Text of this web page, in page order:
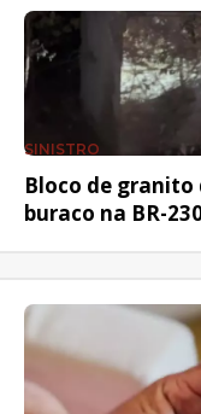
SINISTRO
Bloco de granito
buraco na BR-